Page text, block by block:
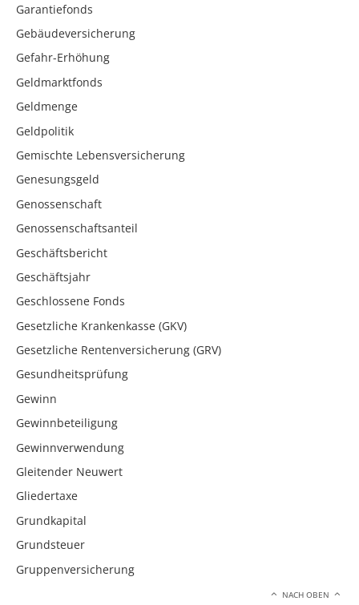
Garantiefonds
Gebäudeversicherung
Gefahr-Erhöhung
Geldmarktfonds
Geldmenge
Geldpolitik
Gemischte Lebensversicherung
Genesungsgeld
Genossenschaft
Genossenschaftsanteil
Geschäftsbericht
Geschäftsjahr
Geschlossene Fonds
Gesetzliche Krankenkasse (GKV)
Gesetzliche Rentenversicherung (GRV)
Gesundheitsprüfung
Gewinn
Gewinnbeteiligung
Gewinnverwendung
Gleitender Neuwert
Gliedertaxe
Grundkapital
Grundsteuer
Gruppenversicherung
NACH OBEN